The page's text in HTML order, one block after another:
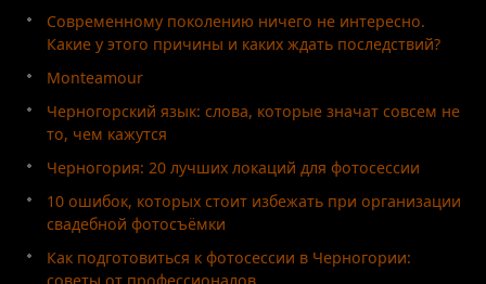
Современному поколению ничего не интересно.
Какие у этого причины и каких ждать последствий?
Monteamour
Черногорский язык: слова, которые значат совсем не
то, чем кажутся
Черногория: 20 лучших локаций для фотосессии
10 ошибок, которых стоит избежать при организации
свадебной фотосъёмки
Как подготовиться к фотосессии в Черногории: